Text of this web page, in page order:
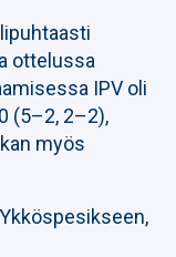
ottelussa
IPV oli
(5–2, 2–2),
myös